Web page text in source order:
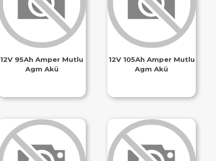
12V 95Ah Amper Mutlu
Agm Akü
12V 105Ah Amper Mutlu
Agm Akü